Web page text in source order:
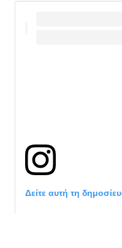
Δείτε αυτή τη